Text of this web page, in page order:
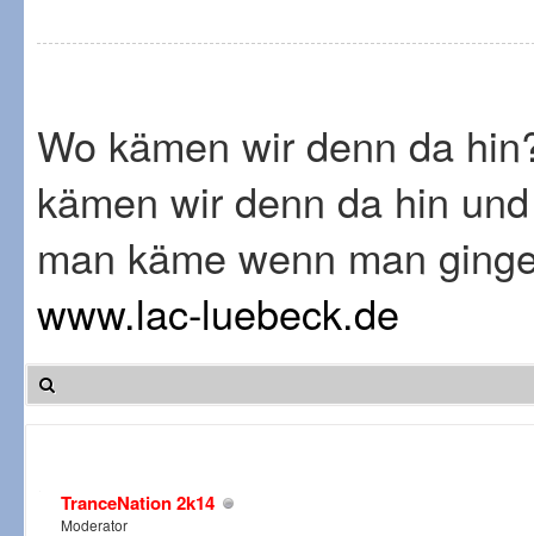
Wo kämen wir denn da
kämen wir denn da hin
man käme wenn man
www.lac-luebeck.de
TranceNation 2k14
Moderator